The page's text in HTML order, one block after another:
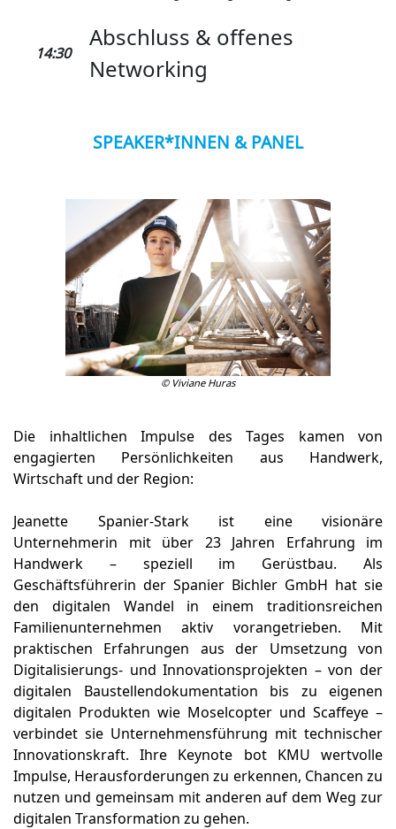
14:30
Abschluss & offenes
Networking
SPEAKER*INNEN & PANEL
© Viviane Huras
Die inhaltlichen Impulse des Tages kamen von
engagierten Persönlichkeiten aus Handwerk,
Wirtschaft und der Region:
Jeanette Spanier-Stark ist eine visionäre
Unternehmerin mit über 23 Jahren Erfahrung im
Handwerk – speziell im Gerüstbau. Als
Geschäftsführerin der Spanier Bichler GmbH hat sie
den digitalen Wandel in einem traditionsreichen
Familienunternehmen aktiv vorangetrieben. Mit
praktischen Erfahrungen aus der Umsetzung von
Digitalisierungs- und Innovationsprojekten – von der
digitalen Baustellendokumentation bis zu eigenen
digitalen Produkten wie Moselcopter und Scaffeye –
verbindet sie Unternehmensführung mit technischer
Innovationskraft. Ihre Keynote bot KMU wertvolle
Impulse, Herausforderungen zu erkennen, Chancen zu
nutzen und gemeinsam mit anderen auf dem Weg zur
digitalen Transformation zu gehen.